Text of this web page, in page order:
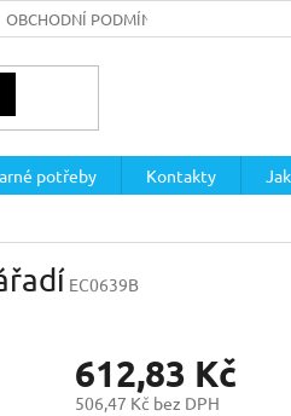
OBCHODNÍ PODMÍNKY
potřeby Kontakty
EC0639B
612,83 Kč
506,47 Kč bez DPH